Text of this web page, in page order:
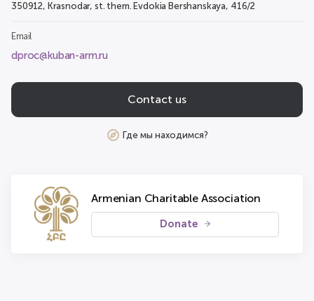
350912, Krasnodar, st. them. Evdokia Bershanskaya, 416/2
Email
dproc@kuban-arm.ru
Contact us
Где мы находимся?
Armenian Charitable Association
Donate